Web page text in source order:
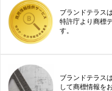
ブランドテラス
特許庁より商標
す。
ブランドテラス
して商標情報を